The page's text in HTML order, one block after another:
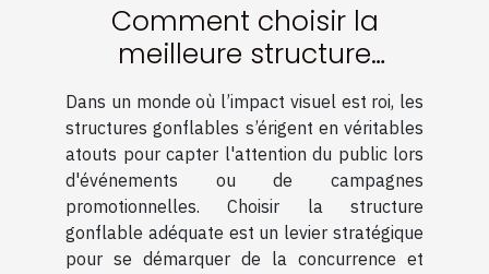
Comment choisir la
meilleure structure
gonflable pour maximiser
votre visibilité
Dans un monde où l’impact visuel est roi, les
structures gonflables s’érigent en véritables
atouts pour capter l'attention du public lors
d'événements ou de campagnes
promotionnelles. Choisir la structure
gonflable adéquate est un levier stratégique
pour se démarquer de la concurrence et